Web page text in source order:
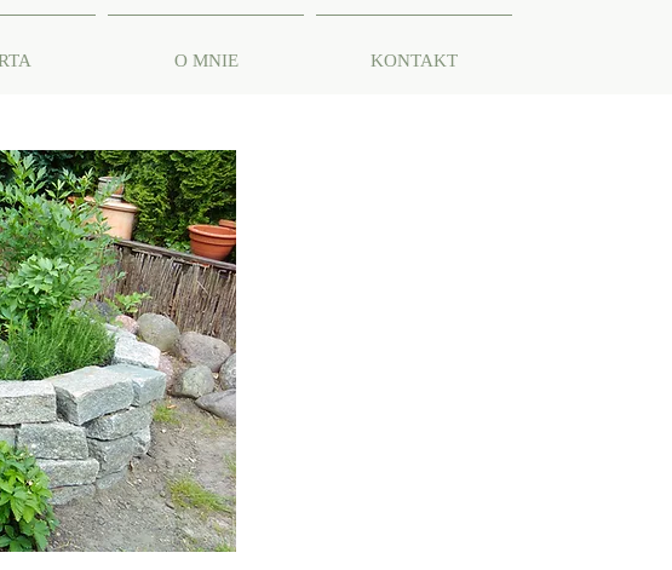
O MNIE KONTAKT